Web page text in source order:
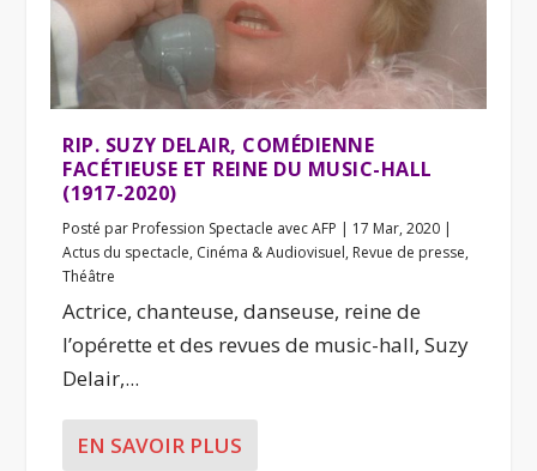
RIP. SUZY DELAIR, COMÉDIENNE
FACÉTIEUSE ET REINE DU MUSIC-HALL
(1917-2020)
Posté par Profession Spectacle avec AFP | 17 Mar, 2020 |
Actus du spectacle, Cinéma & Audiovisuel, Revue de presse,
Théâtre
Actrice, chanteuse, danseuse, reine de
l’opérette et des revues de music-hall, Suzy
Delair,...
EN SAVOIR PLUS